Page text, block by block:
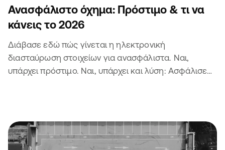
Ανασφάλιστο όχημα: Πρόστιμο & τι να
κάνεις το 2026
Διάβασε εδώ πώς γίνεται η ηλεκτρονική
διασταύρωση στοιχείων για ανασφάλιστα. Ναι,
υπάρχει πρόστιμο. Ναι, υπάρχει και λύση: Ασφάλισε